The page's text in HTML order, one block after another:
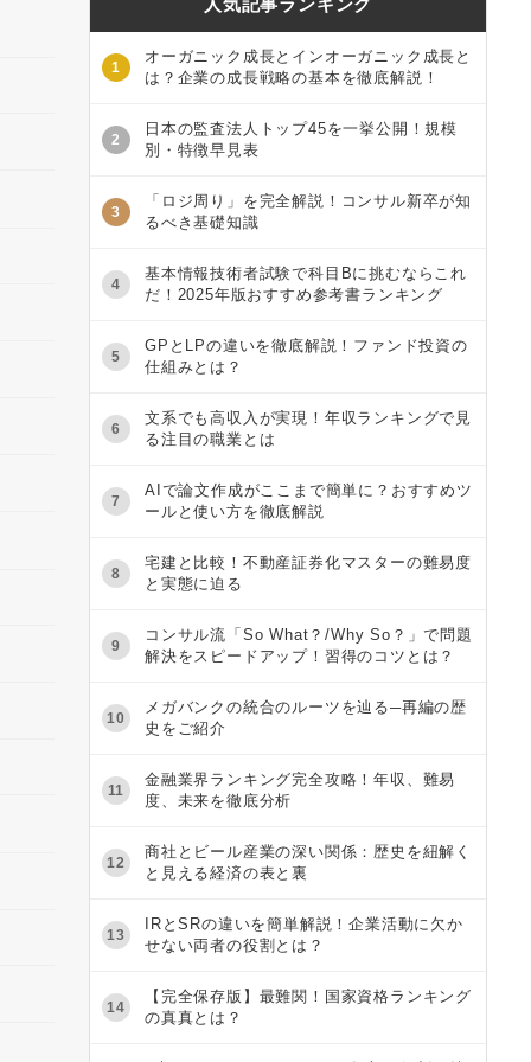
1
オーガニック成長とインオーガニック成長と
は？企業の成長戦略の基本を徹底解説！
2
日本の監査法人トップ45を一挙公開！規模
別・特徴早見表
3
「ロジ周り」を完全解説！コンサル新卒が知
るべき基礎知識
4
基本情報技術者試験で科目Bに挑むならこれ
だ！2025年版おすすめ参考書ランキング
5
GPとLPの違いを徹底解説！ファンド投資の
仕組みとは？
6
文系でも高収入が実現！年収ランキングで見
る注目の職業とは
7
AIで論文作成がここまで簡単に？おすすめツ
ールと使い方を徹底解説
8
宅建と比較！不動産証券化マスターの難易度
と実態に迫る
9
コンサル流「So What？/Why So？」で問題
解決をスピードアップ！習得のコツとは？
10
メガバンクの統合のルーツを辿る─再編の歴
史をご紹介
11
金融業界ランキング完全攻略！年収、難易
度、未来を徹底分析
12
商社とビール産業の深い関係：歴史を紐解く
と見える経済の表と裏
13
IRとSRの違いを簡単解説！企業活動に欠か
せない両者の役割とは？
14
【完全保存版】最難関！国家資格ランキング
の真真とは？